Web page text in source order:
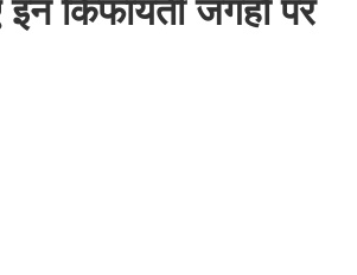
किफायती जगहों पर